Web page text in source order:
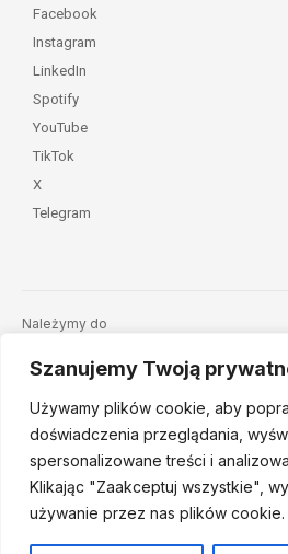
Szanujemy Twoją
Używamy plików cookie, aby
doświadczenia przeglądania,
spersonalizowane treści i
Klikając "Zaakceptuj wszystkie",
używanie przez nas plików cookie.
Facebook
Instagram
LinkedIn
Spotify
YouTube
TikTok
X
Telegram
Należymy do
© 2026 Fundacja Dajemy Dzieciom Siłę •